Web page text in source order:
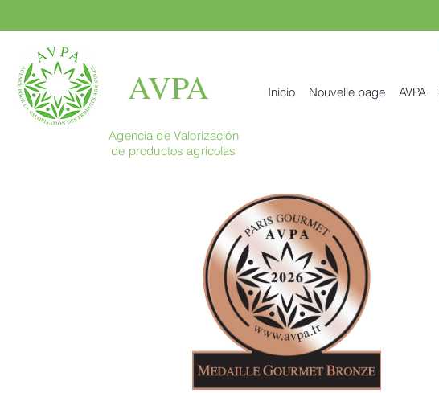
AVPA Inicio Nouvelle page AVPA
Agencia de Valorización
de productos agrícolas